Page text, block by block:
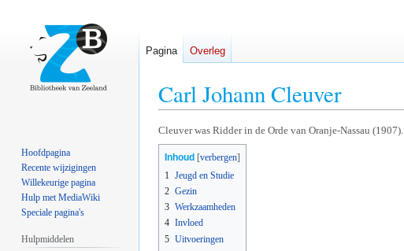
Carl Johann Cleuver
Naar
navigatie
springen
Naar
zoeken
springen
Cleuver was Ridder in de Orde van Oranje-Nassau (1907).
Inhoud
1
Jeugd en Studie
2 Gezin
3 Werkzaamheden
4 Invloed
5 Uitvoeringen
Pagina Overleg
Hoofdpagina
Recente wijzigingen
Willekeurige pagina
Hulp met MediaWiki
Speciale pagina's
Hulpmiddelen